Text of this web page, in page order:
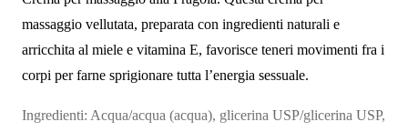
200ml
quantità
massaggio vellutata, preparata con ingredienti naturali e
arricchita al miele e vitamina E, favorisce teneri movimenti fra i
corpi per farne sprigionare tutta l’energia sessuale.
Ingredienti: Acqua/acqua (acqua), glicerina USP/glicerina USP,